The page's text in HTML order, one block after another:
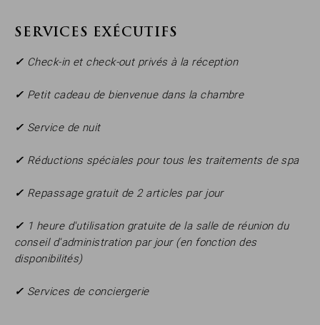
SERVICES EXÉCUTIFS
✓ Check-in et check-out privés à la réception
✓ Petit cadeau de bienvenue dans la chambre
✓ Service de nuit
✓ Réductions spéciales pour tous les traitements de spa
✓ Repassage gratuit de 2 articles par jour
✓ 1 heure d'utilisation gratuite de la salle de réunion du
conseil d'administration par jour (en fonction des
disponibilités)
✓ Services de conciergerie